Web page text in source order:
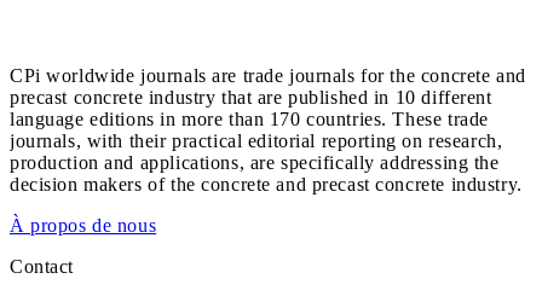
CPi worldwide journals are trade journals for the concrete and
precast concrete industry that are published in 10 different
language editions in more than 170 countries. These trade
journals, with their practical editorial reporting on research,
production and applications, are specifically addressing the
decision makers of the concrete and precast concrete industry.
À propos de nous
Contact